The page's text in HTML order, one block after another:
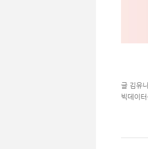
글 김유
빅데이